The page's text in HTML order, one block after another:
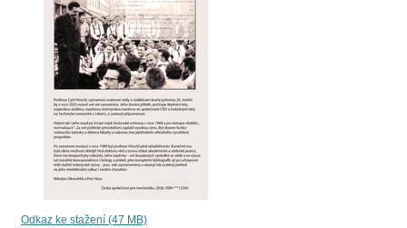
Odkaz ke stažení (47 MB)